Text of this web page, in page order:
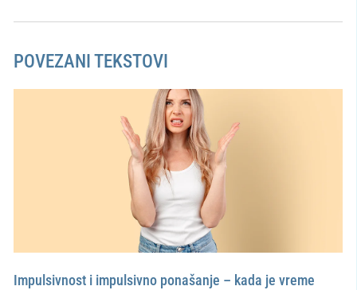
POVEZANI TEKSTOVI
Impulsivnost i impulsivno ponašanje – kada je vreme